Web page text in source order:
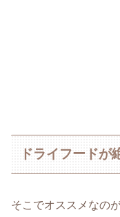
ドライフードが
そこでオススメなの